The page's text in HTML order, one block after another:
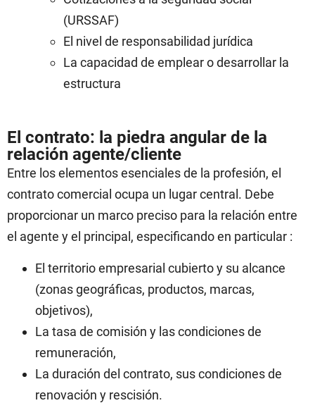
(URSSAF)
El nivel de responsabilidad jurídica
La capacidad de emplear o desarrollar la
estructura
El contrato: la piedra angular de la
relación agente/cliente
Entre los elementos esenciales de la profesión, el
contrato comercial ocupa un lugar central. Debe
proporcionar un marco preciso para la relación entre
el agente y el principal, especificando en particular :
El territorio empresarial cubierto y su alcance
(zonas geográficas, productos, marcas,
objetivos),
La tasa de comisión y las condiciones de
remuneración,
La duración del contrato, sus condiciones de
renovación y rescisión.